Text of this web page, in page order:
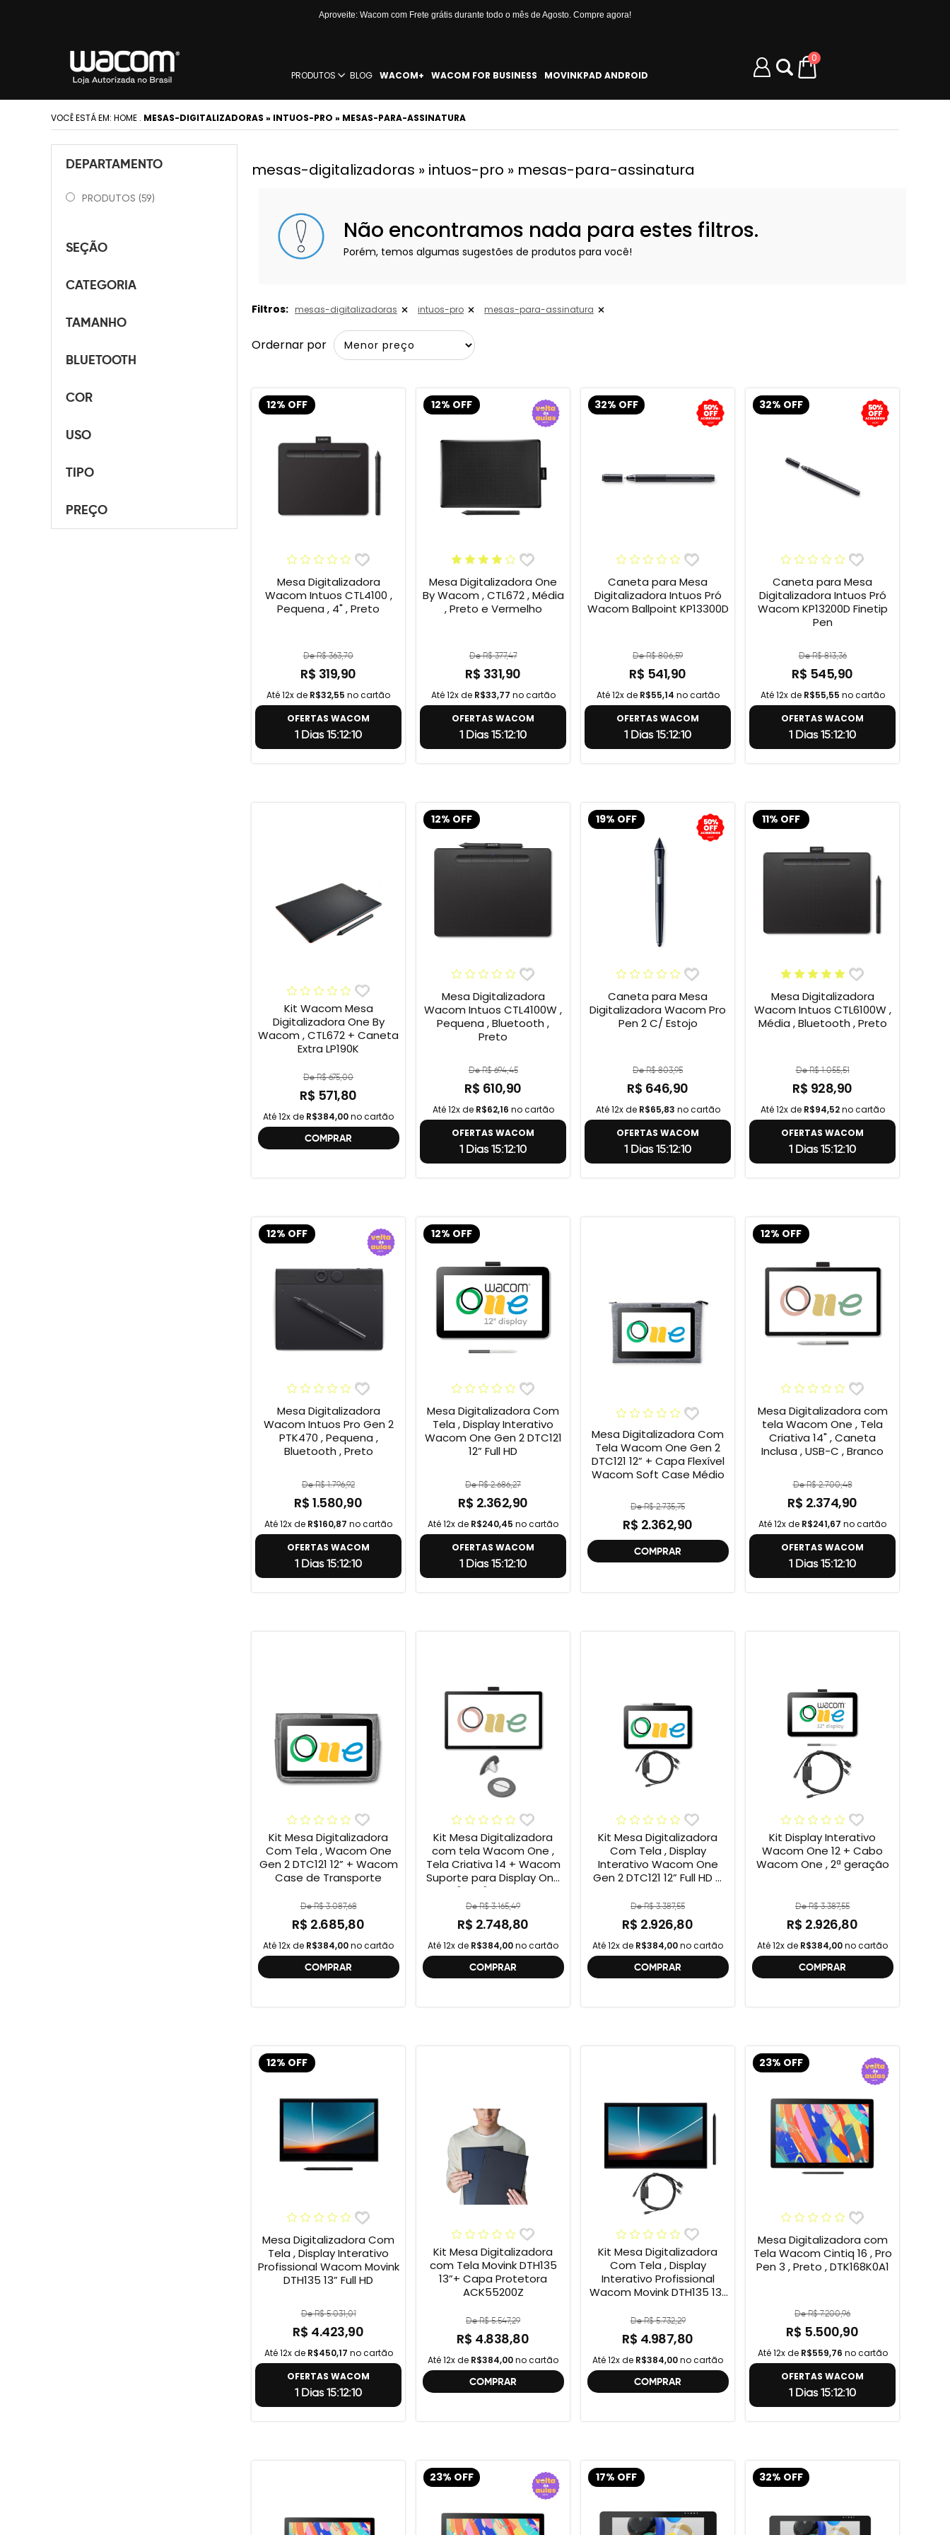
Aproveite: Wacom com Frete grátis durante todo o mês de Agosto. Compre agora!
PRODUTOS BLOG WACOM+ WACOM FOR BUSINESS MOVINKPAD ANDROID
0
VOCÊ ESTÁ EM: HOME . MESAS-DIGITALIZADORAS » INTUOS-PRO » MESAS-PARA-ASSINATURA
DEPARTAMENTO
PRODUTOS (59)
SEÇÃO
CATEGORIA
TAMANHO
BLUETOOTH
COR
USO
TIPO
PREÇO
mesas-digitalizadoras » intuos-pro » mesas-para-assinatura
Não encontramos nada para estes filtros.
Porém, temos algumas sugestões de produtos para você!
Filtros: mesas-digitalizadoras intuos-pro mesas-para-assinatura
Ordernar por
12% OFF
Mesa Digitalizadora
Wacom Intuos CTL4100 ,
Pequena , 4" , Preto
De R$ 363,70
R$ 319,90
Até 12x de R$32,55 no cartão
OFERTAS WACOM
1 Dias 15:12:9
12% OFF
Mesa Digitalizadora One
By Wacom , CTL672 , Média
, Preto e Vermelho
De R$ 377,47
R$ 331,90
Até 12x de R$33,77 no cartão
OFERTAS WACOM
1 Dias 15:12:9
32% OFF
Caneta para Mesa
Digitalizadora Intuos Pró
Wacom Ballpoint KP13300D
De R$ 806,59
R$ 541,90
Até 12x de R$55,14 no cartão
OFERTAS WACOM
1 Dias 15:12:9
32% OFF
Caneta para Mesa
Digitalizadora Intuos Pró
Wacom KP13200D Finetip
Pen
De R$ 813,36
R$ 545,90
Até 12x de R$55,55 no cartão
OFERTAS WACOM
1 Dias 15:12:9
Kit Wacom Mesa
Digitalizadora One By
Wacom , CTL672 + Caneta
Extra LP190K
De R$ 675,00
R$ 571,80
Até 12x de R$384,00no cartão
COMPRAR
12% OFF
Mesa Digitalizadora
Wacom Intuos CTL4100W ,
Pequena , Bluetooth ,
Preto
De R$ 694,45
R$ 610,90
Até 12x de R$62,16 no cartão
OFERTAS WACOM
1 Dias 15:12:9
19% OFF
Caneta para Mesa
Digitalizadora Wacom Pro
Pen 2 C/ Estojo
De R$ 803,95
R$ 646,90
Até 12x de R$65,83 no cartão
OFERTAS WACOM
1 Dias 15:12:9
11% OFF
Mesa Digitalizadora
Wacom Intuos CTL6100W ,
Média , Bluetooth , Preto
De R$ 1.055,51
R$ 928,90
Até 12x de R$94,52no cartão
OFERTAS WACOM
1 Dias 15:12:9
12% OFF
Mesa Digitalizadora
Wacom Intuos Pro Gen 2
PTK470 , Pequena ,
Bluetooth , Preto
De R$ 1.796,92
R$ 1.580,90
Até 12x de R$160,87 no cartão
OFERTAS WACOM
1 Dias 15:12:9
12% OFF
Mesa Digitalizadora Com
Tela , Display Interativo
Wacom One Gen 2 DTC121
12” Full HD
De R$ 2.686,27
R$ 2.362,90
Até 12x de R$240,45 no cartão
OFERTAS WACOM
1 Dias 15:12:9
Mesa Digitalizadora Com
Tela Wacom One Gen 2
DTC121 12” + Capa Flexível
Wacom Soft Case Médio
De R$ 2.735,75
R$ 2.362,90
COMPRAR
12% OFF
Mesa Digitalizadora com
tela Wacom One , Tela
Criativa 14" , Caneta
Inclusa , USB-C , Branco
De R$ 2.700,48
R$ 2.374,90
Até 12x de R$241,67 no cartão
OFERTAS WACOM
1 Dias 15:12:9
Kit Mesa Digitalizadora
Com Tela , Wacom One
Gen 2 DTC121 12” + Wacom
Case de Transporte
De R$ 3.087,68
R$ 2.685,80
Até 12x de R$384,00no cartão
COMPRAR
Kit Mesa Digitalizadora
com tela Wacom One ,
Tela Criativa 14 + Wacom
Suporte para Display One
12" e 13" ACK649Z
De R$ 3.165,49
R$ 2.748,80
Até 12x de R$384,00no cartão
COMPRAR
Kit Mesa Digitalizadora
Com Tela , Display
Interativo Wacom One
Gen 2 DTC121 12” Full HD +
geração , DTC121 ,
DTH134W,
De R$ 3.387,55
R$ 2.926,80
Até 12x de R$384,00no cartão
COMPRAR
Kit Display Interativo
Wacom One 12 + Cabo
Wacom One , 2ª geração
De R$ 3.387,55
R$ 2.926,80
Até 12x de R$384,00no cartão
COMPRAR
12% OFF
Mesa Digitalizadora Com
Tela , Display Interativo
Profissional Wacom Movink
DTH135 13” Full HD
De R$ 5.031,01
R$ 4.423,90
Até 12x de R$450,17 no cartão
OFERTAS WACOM
1 Dias 15:12:9
Kit Mesa Digitalizadora
com Tela Movink DTH135
13”+ Capa Protetora
ACK55200Z
De R$ 5.547,29
R$ 4.838,80
Até 12x de R$384,00no cartão
COMPRAR
Kit Mesa Digitalizadora
Com Tela , Display
Interativo Profissional
Wacom Movink DTH135 13”
One , 2ª geração
De R$ 5.732,29
R$ 4.987,80
Até 12x de R$384,00no cartão
COMPRAR
23% OFF
Mesa Digitalizadora com
Tela Wacom Cintiq 16 , Pro
Pen 3 , Preto , DTK168K0A1
De R$ 7.200,96
R$ 5.500,90
Até 12x de R$559,76 no cartão
OFERTAS WACOM
1 Dias 15:12:9
23% OFF 17% OFF 32% OFF